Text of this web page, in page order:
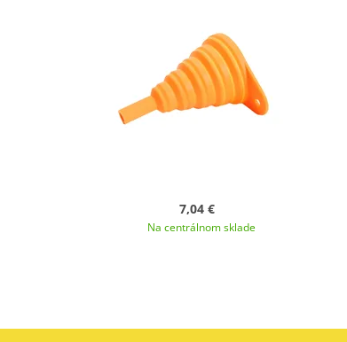
7,04 €
Na centrálnom sklade